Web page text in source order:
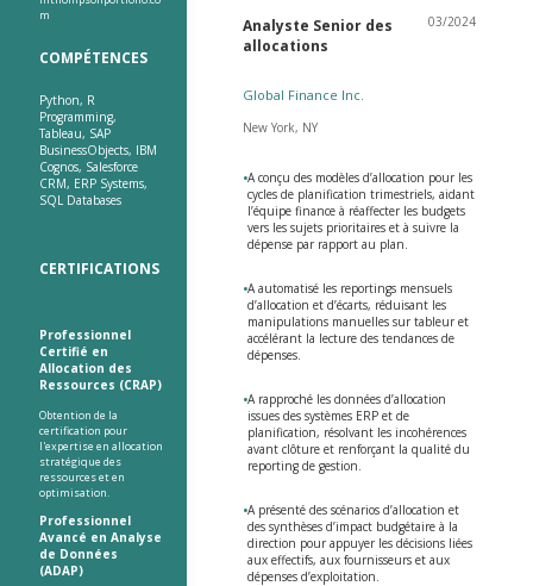
m
COMPÉTENCES
Python, R
Programming,
Tableau, SAP
BusinessObjects, IBM
Cognos, Salesforce
CRM, ERP Systems,
SQL Databases
CERTIFICATIONS
Professionnel
Certifié en
Allocation des
Ressources (CRAP)
Obtention de la
certification pour
l'expertise en allocation
stratégique des
ressources et en
optimisation.
Professionnel
Avancé en Analyse
de Données
(ADAP)
Analyste Senior des
allocations
03/2024
Global Finance Inc.
New York, NY
•A conçu des modèles d’allocation pour les
cycles de planification trimestriels, aidant
l’équipe finance à réaffecter les budgets
vers les sujets prioritaires et à suivre la
dépense par rapport au plan.
•A automatisé les reportings mensuels
d’allocation et d’écarts, réduisant les
manipulations manuelles sur tableur et
accélérant la lecture des tendances de
dépenses.
•A rapproché les données d’allocation
issues des systèmes ERP et de
planification, résolvant les incohérences
avant clôture et renforçant la qualité du
reporting de gestion.
•A présenté des scénarios d’allocation et
des synthèses d’impact budgétaire à la
direction pour appuyer les décisions liées
aux effectifs, aux fournisseurs et aux
dépenses d’exploitation.